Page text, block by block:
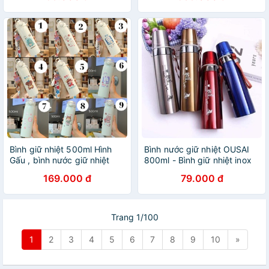
Bình giữ nhiệt 500ml Hình
Gấu , bình nước giữ nhiệt
bình giữ nhiệt cho bé
169.000 đ
Bình nước giữ nhiệt OUSAI
800ml - Bình giữ nhiệt inox
79.000 đ
Trang 1/100
1 2 3 4 5 6 7 8 9 10 »